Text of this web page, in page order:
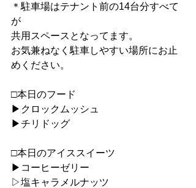
＊駐車場はテナント前の14台分すべて
が
共用スペースとなってます。
お気兼ねなく駐車しやすい場所にお止
めください。
□本日のフード
▶︎クロックムッシュ
▶︎チリドッグ
□本日のアイススイーツ
▶︎コーヒーゼリー
▷塩キャラメルナッツ